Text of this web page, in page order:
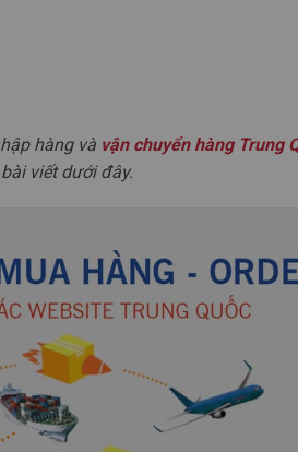
hàng và vận chuyển hàng Trung
viết dưới đây.